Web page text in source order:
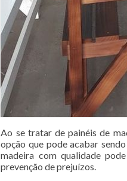
Ao se tratar de painéis de
opção que pode acabar
madeira com qualidade
prevenção de prejuízos.